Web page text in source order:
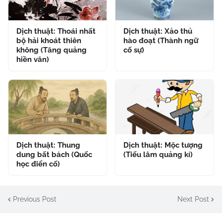
Dịch thuật: Thoái nhất
bộ hải khoát thiên
không (Tăng quảng
hiền văn)
Dịch thuật: Xảo thủ
hào đoạt (Thành ngữ
cố sự)
Dịch thuật: Thung
dung bất bách (Quốc
học điển cố)
Dịch thuật: Mộc tượng
(Tiếu lâm quảng kí)
Previous Post Next Post